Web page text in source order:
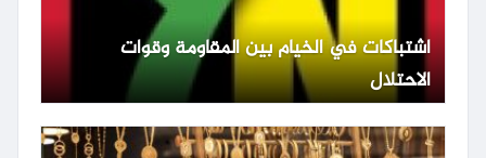
اشتباكات في الخيام بين المقاومة وقوات
الاحتلال